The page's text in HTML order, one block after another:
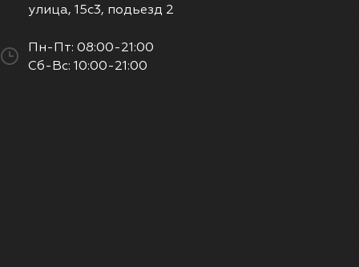
улица, 15с3, подьезд 2
Пн-Пт: 08:00-21:00
Сб-Вс: 10:00-21:00